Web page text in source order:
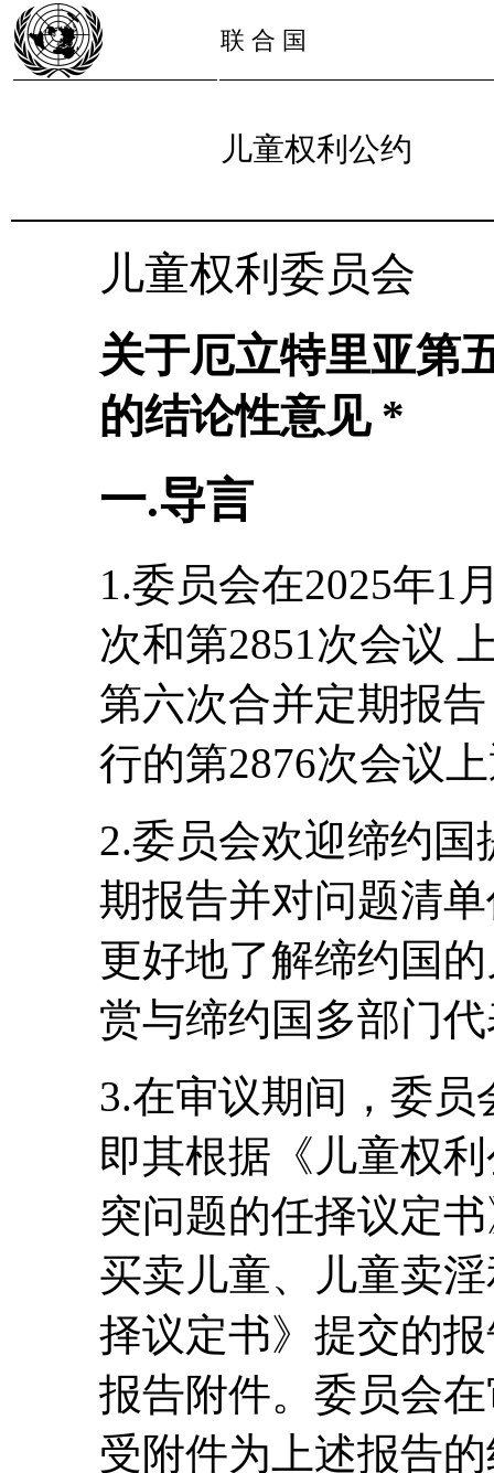
联 合 国
儿童权利公约
儿童权利委员会
关于厄立特里亚第
的结论性意见 *
一.导言
1.委员会在2025年1
次和第2851次会议
第六次合并定期报
行的第2876次会议
2.委员会欢迎缔约
期报告并对问题清
更好地了解缔约国
赏与缔约国多部门
3.在审议期间，委
即其根据《儿童权
突问题的任择议定
买卖儿童、儿童卖
择议定书》提交的
报告附件。委员会
受附件为上述报告